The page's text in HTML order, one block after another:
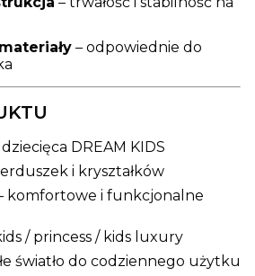
– odpowiednie do
DREAM KIDS
i kryształków
komfortowe i funkcjonalne
/ princess / kids luxury
światło do codziennego użytku